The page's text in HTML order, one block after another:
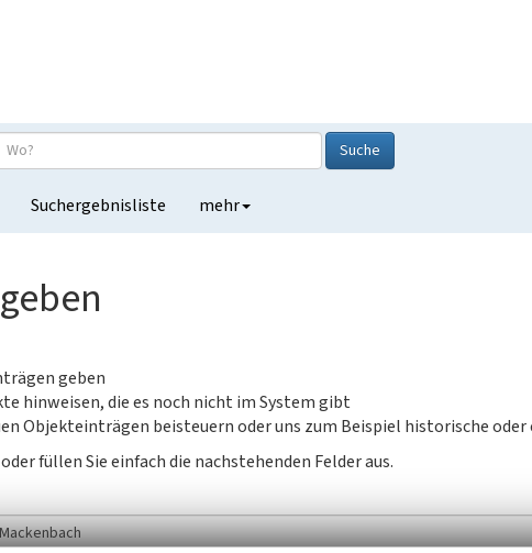
Suche
Suchergebnisliste mehr
geben
hinweisen, die es noch nicht im System gibt
Objekteinträgen beisteuern oder uns zum Beispiel historische oder
oder füllen Sie einfach die nachstehenden Felder aus.